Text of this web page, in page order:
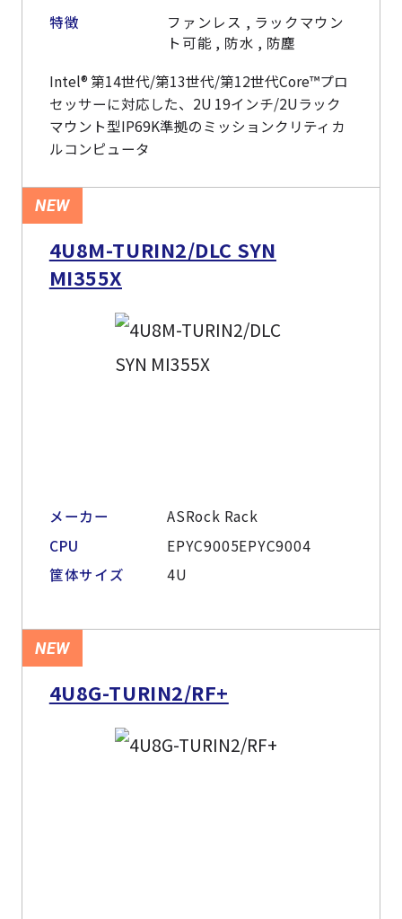
特徴
ファンレス , ラックマウン
ト可能 , 防水 , 防塵
Intel® 第14世代/第13世代/第12世代Core™プロ
セッサーに対応した、2U 19インチ/2Uラック
マウント型IP69K準拠のミッションクリティカ
ルコンピュータ
NEW
4U8M-TURIN2/DLC SYN
MI355X
メーカー
ASRock Rack
CPU
EPYC9005EPYC9004
筐体サイズ
4U
NEW
4U8G-TURIN2/RF+